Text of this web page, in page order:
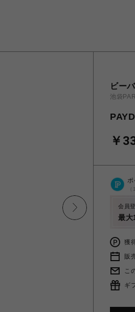
ビー
池袋
￥
ポ
会員
最大
獲
販
こ
ギ